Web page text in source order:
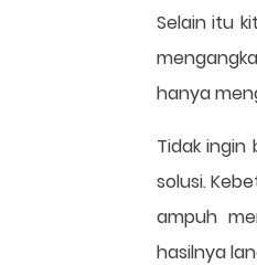
Selain itu
hanya
Tidak
solusi.
ampuh
hasilnya